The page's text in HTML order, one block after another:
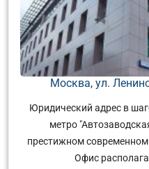
Москва, ул.
Юридический адрес в
метро
престижном современном
Офис